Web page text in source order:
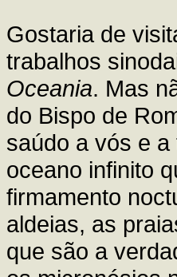
Gostaria de
trabalhos
Oceania. Mas
do Bispo de
saúdo a vós e
oceano infinito
firmamento
aldeias, as
que são a